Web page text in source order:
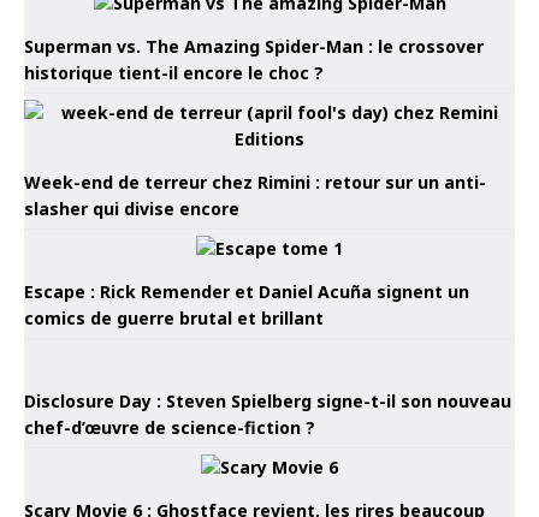
Superman vs. The Amazing Spider-Man : le crossover
historique tient-il encore le choc ?
Week-end de terreur chez Rimini : retour sur un anti-
slasher qui divise encore
Escape : Rick Remender et Daniel Acuña signent un
comics de guerre brutal et brillant
Disclosure Day : Steven Spielberg signe-t-il son nouveau
chef-d’œuvre de science-fiction ?
Scary Movie 6 : Ghostface revient, les rires beaucoup